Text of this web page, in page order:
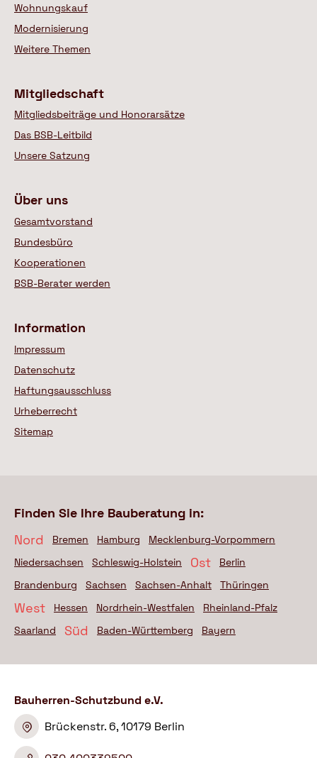
Wohnungskauf
Modernisierung
Weitere Themen
Mitgliedschaft
Mitgliedsbeiträge und Honorarsätze
Das BSB-Leitbild
Unsere Satzung
Über uns
Gesamtvorstand
Bundesbüro
Kooperationen
BSB-Berater werden
Information
Impressum
Datenschutz
Haftungsausschluss
Urheberrecht
Sitemap
Finden Sie Ihre Bauberatung in:
Nord
Bremen Hamburg
Mecklenburg-Vorpommern
Niedersachsen
Schleswig-Holstein Ost
Berlin
Brandenburg
Sachsen Sachsen-Anhalt Thüringen
West Hessen Nordrhein-Westfalen
Rheinland-Pfalz
Saarland
Süd Baden-Württemberg Bayern
Bauherren-Schutzbund e.V.
Brückenstr. 6, 10179 Berlin